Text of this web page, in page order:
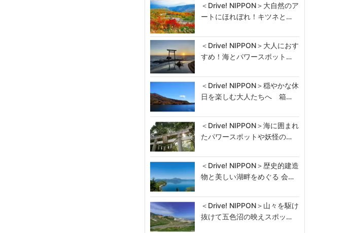
＜Drive! NIPPON＞大自然のア
ートにほれぼれ！キツネと…
＜Drive! NIPPON＞大人におす
すめ！海とパワースポット…
＜Drive! NIPPON＞穏やかな休
日を楽しむ大人たちへ 箱…
＜Drive! NIPPON＞海に囲まれ
たパワースポットや妖怪の…
＜Drive! NIPPON＞歴史的建造
物と美しい湖畔をめぐる 会…
＜Drive! NIPPON＞山々を駆け
抜けて五色沼の映えスポッ…